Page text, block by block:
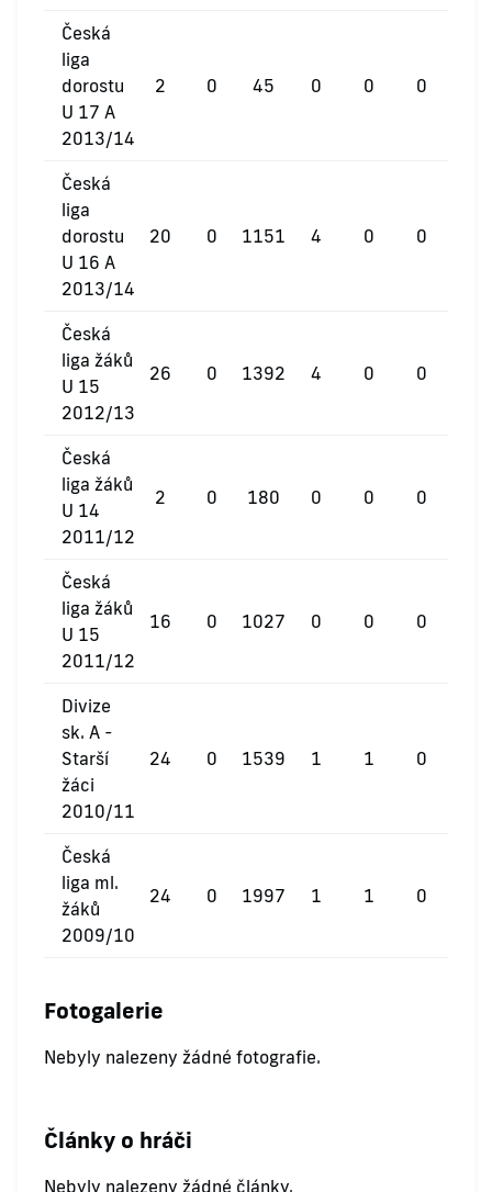
Česká
liga
dorostu
U 17 A
2013/14
2 0 45 0 0 0
Česká
liga
dorostu
U 16 A
2013/14
20 0 1151 4 0 0
Česká
liga žáků
U 15
2012/13
26 0 1392 4 0 0
Česká
liga žáků
U 14
2011/12
2 0 180 0 0 0
Česká
liga žáků
U 15
2011/12
16 0 1027 0 0 0
Divize
sk. A -
Starší
žáci
2010/11
24 0 1539 1 1 0
Česká
liga ml.
žáků
2009/10
24 0 1997 1 1 0
Fotogalerie
Nebyly nalezeny žádné fotografie.
Články o hráči
Nebyly nalezeny žádné články.